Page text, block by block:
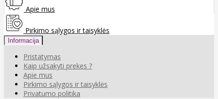
Apie mus
Pirkimo sąlygos ir taisyklės
Informacija
Pristatymas
Kaip užsakyti prekes ?
Apie mus
Pirkimo sąlygos ir taisyklės
Privatumo politika